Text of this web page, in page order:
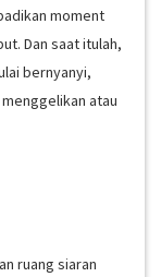
moment
Dan saat itulah,
bernyanyi,
atau
ruang siaran